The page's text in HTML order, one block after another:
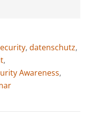
, datenschutz,
,
Awareness,